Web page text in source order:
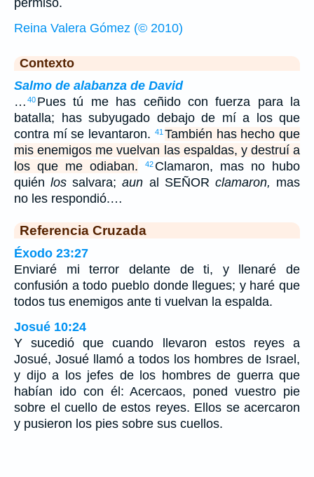
permiso.
Reina Valera Gómez (© 2010)
Contexto
Salmo de alabanza de David
… 40 Pues tú me has ceñido con fuerza para la
batalla; has subyugado debajo de mí a los que
contra mí se levantaron.
41 También has hecho que
mis enemigos me vuelvan las espaldas, y destruí a
los que me odiaban.
42 Clamaron, mas no hubo
quiénlos salvara;aun al SEÑOR clamaron, mas
no les respondió.…
Referencia Cruzada
Éxodo 23:27
Enviaré mi terror delante de ti, y llenaré de
confusión a todo pueblo donde llegues; y haré que
todos tus enemigos ante ti vuelvan la espalda.
Josué 10:24
Y sucedió que cuando llevaron estos reyes a
Josué, Josué llamó a todos los hombres de Israel,
y dijo a los jefes de los hombres de guerra que
habían ido con él: Acercaos, poned vuestro pie
sobre el cuello de estos reyes. Ellos se acercaron
y pusieron los pies sobre sus cuellos.